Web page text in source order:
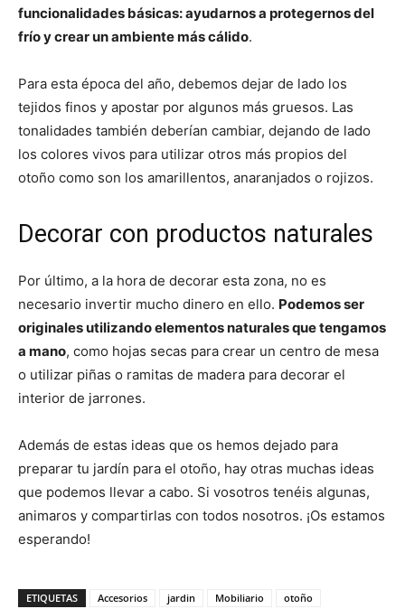
funcionalidades básicas: ayudarnos a protegernos del
frío y crear un ambiente más cálido.
Para esta época del año, debemos dejar de lado los
tejidos finos y apostar por algunos más gruesos. Las
tonalidades también deberían cambiar, dejando de lado
los colores vivos para utilizar otros más propios del
otoño como son los amarillentos, anaranjados o rojizos.
Decorar con productos naturales
Por último, a la hora de decorar esta zona, no es
necesario invertir mucho dinero en ello. Podemos ser
originales utilizando elementos naturales que tengamos
a mano, como hojas secas para crear un centro de mesa
o utilizar piñas o ramitas de madera para decorar el
interior de jarrones.
Además de estas ideas que os hemos dejado para
preparar tu jardín para el otoño, hay otras muchas ideas
que podemos llevar a cabo. Si vosotros tenéis algunas,
animaros y compartirlas con todos nosotros. ¡Os estamos
esperando!
ETIQUETAS Accesorios jardin Mobiliario
otoño